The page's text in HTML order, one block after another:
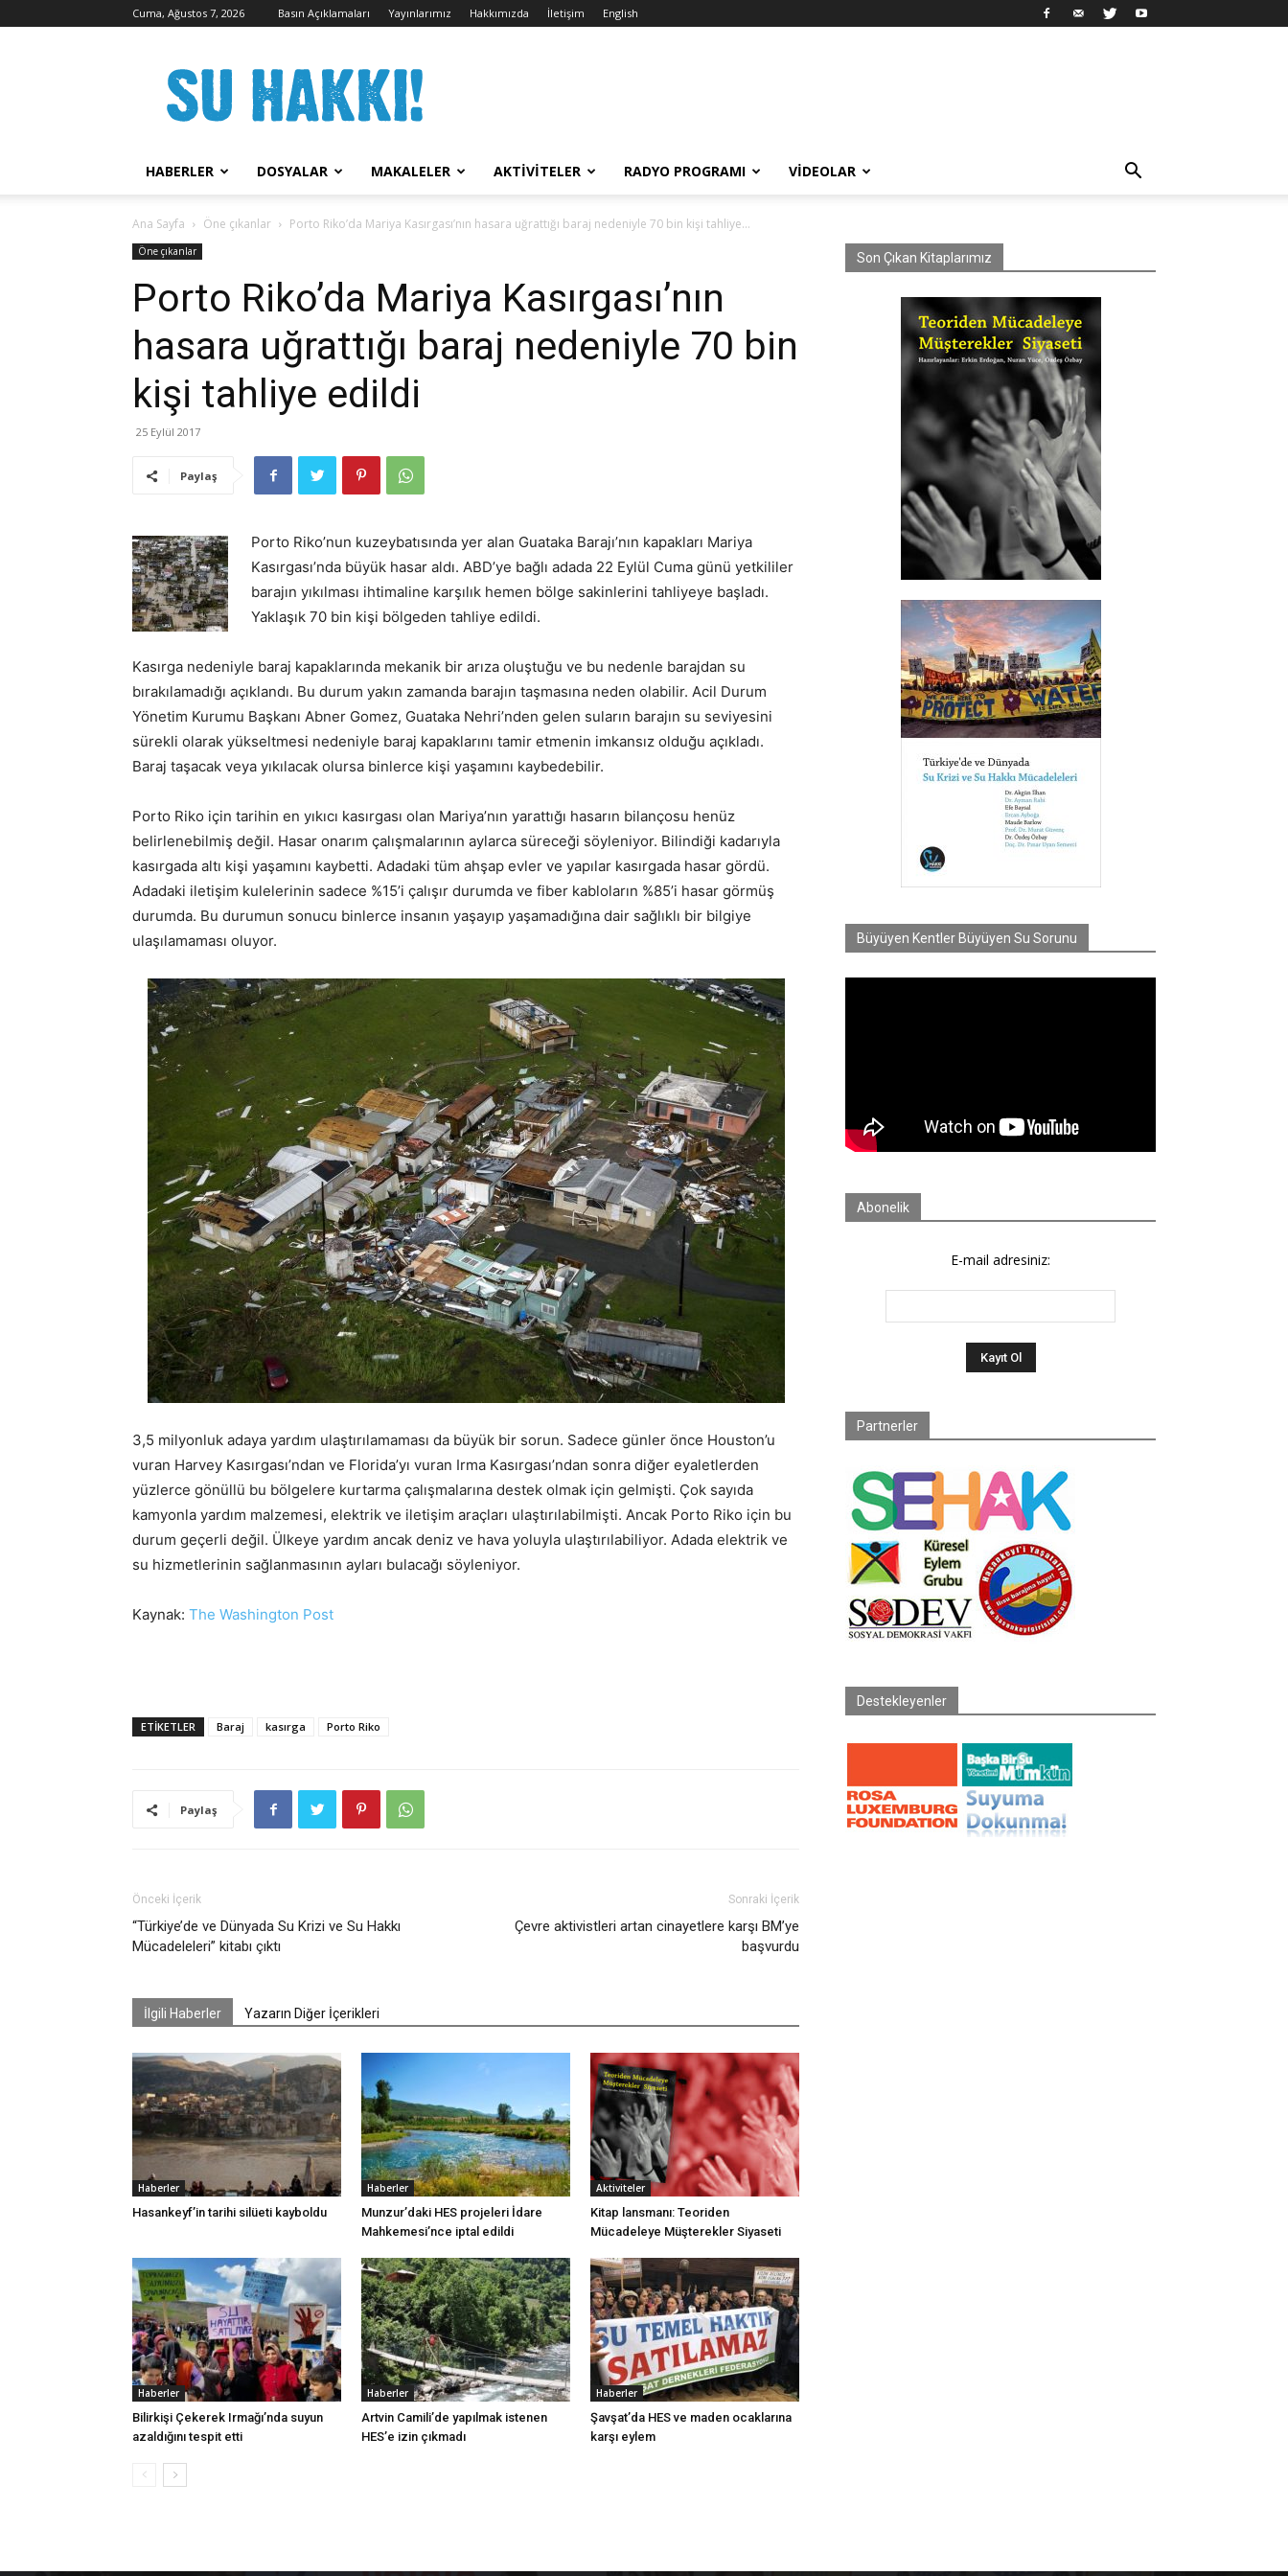
Cuma, Ağustos 7, 2026 Basın Açıklamaları Yayınlarımız Hakkımızda İletişim English
Hakkı
Kampanyası
HABERLER DOSYALAR MAKALELER AKTIVITELER RADYO PROGRAMI VIDEOLAR
Ana Sayfa Öne çıkanlar Porto Riko’da Mariya Kasırgası’nın hasara uğrattığı baraj nedeniyle 70 bin kişi tahliye...
Öne çıkanlar
Porto Riko’da Mariya Kasırgası’nın
hasara uğrattığı baraj nedeniyle 70 bin
kişi tahliye edildi
25 Eylül 2017
Paylaş
Porto Riko’nun kuzeybatısında yer alan Guataka Barajı’nın kapakları Mariya
Kasırgası’nda büyük hasar aldı. ABD’ye bağlı adada 22 Eylül Cuma günü yetkililer
barajın yıkılması ihtimaline karşılık hemen bölge sakinlerini tahliyeye başladı.
Yaklaşık 70 bin kişi bölgeden tahliye edildi.
Kasırga nedeniyle baraj kapaklarında mekanik bir arıza oluştuğu ve bu nedenle barajdan su
bırakılamadığı açıklandı. Bu durum yakın zamanda barajın taşmasına neden olabilir. Acil Durum
Yönetim Kurumu Başkanı Abner Gomez, Guataka Nehri’nden gelen suların barajın su seviyesini
sürekli olarak yükseltmesi nedeniyle baraj kapaklarını tamir etmenin imkansız olduğu açıkladı.
Baraj taşacak veya yıkılacak olursa binlerce kişi yaşamını kaybedebilir.
Porto Riko için tarihin en yıkıcı kasırgası olan Mariya’nın yarattığı hasarın bilançosu henüz
belirlenebilmiş değil. Hasar onarım çalışmalarının aylarca süreceği söyleniyor. Bilindiği kadarıyla
kasırgada altı kişi yaşamını kaybetti. Adadaki tüm ahşap evler ve yapılar kasırgada hasar gördü.
Adadaki iletişim kulelerinin sadece %15’i çalışır durumda ve fiber kabloların %85’i hasar görmüş
durumda. Bu durumun sonucu binlerce insanın yaşayıp yaşamadığına dair sağlıklı bir bilgiye
ulaşılamaması oluyor.
3,5 milyonluk adaya yardım ulaştırılamaması da büyük bir sorun. Sadece günler önce Houston’u
vuran Harvey Kasırgası’ndan ve Florida’yı vuran Irma Kasırgası’ndan sonra diğer eyaletlerden
yüzlerce gönüllü bu bölgelere kurtarma çalışmalarına destek olmak için gelmişti. Çok sayıda
kamyonla yardım malzemesi, elektrik ve iletişim araçları ulaştırılabilmişti. Ancak Porto Riko için bu
durum geçerli değil. Ülkeye yardım ancak deniz ve hava yoluyla ulaştırılabiliyor. Adada elektrik ve
su hizmetlerinin sağlanmasının ayları bulacağı söyleniyor.
Kaynak: The Washington Post
ETIKETLER Baraj kasırga Porto Riko
Paylaş
Önceki İçerik
“Türkiye’de ve Dünyada Su Krizi ve Su Hakkı
Mücadeleleri” kitabı çıktı
Sonraki İçerik
Çevre aktivistleri artan cinayetlere karşı BM’ye
başvurdu
İlgili Haberler Yazarın Diğer İçerikleri
Haberler
Hasankeyf’in tarihi silüeti kayboldu
Haberler
Munzur’daki HES projeleri İdare
Mahkemesi’nce iptal edildi
Aktiviteler
Kitap lansmanı: Teoriden
Mücadeleye Müşterekler Siyaseti
Haberler
Bilirkişi Çekerek Irmağı’nda suyun
azaldığını tespit etti
Haberler
Artvin Camili’de yapılmak istenen
HES’e izin çıkmadı
Haberler
Şavşat’da HES ve maden ocaklarına
karşı eylem
Son Çıkan Kitaplarımız
Büyüyen Kentler Büyüyen Su Sorunu
Abonelik
E-mail adresiniz:
Partnerler
Destekleyenler